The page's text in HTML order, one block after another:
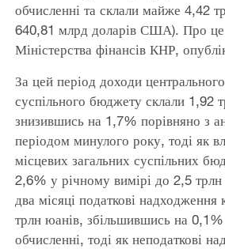
обчисленні та склали майже 4,42
640,81 млрд доларів США). Про це
Міністерства фінансів КНР,
За цей період доходи
суспільного бюджету склали 1,92
знизившись на 1,7% порівняно з
періодом минулого року, тоді як
місцевих загальних суспільних
2,6% у річному вимірі до 2,5
два місяці податкові надходження
трлн юанів, збільшившись на
обчисленні, тоді як неподаткові